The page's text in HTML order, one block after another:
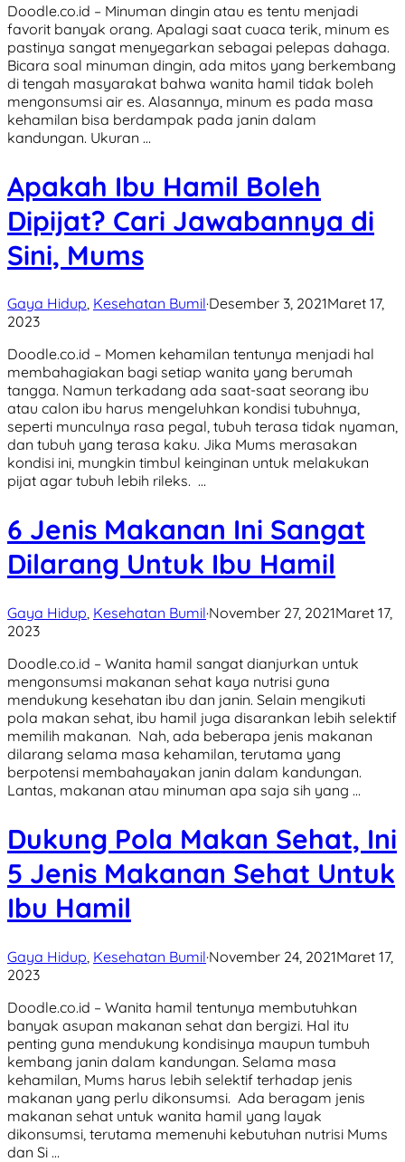
Doodle.co.id – Minuman dingin atau es tentu menjadi
favorit banyak orang. Apalagi saat cuaca terik, minum es
pastinya sangat menyegarkan sebagai pelepas dahaga.
Bicara soal minuman dingin, ada mitos yang berkembang
di tengah masyarakat bahwa wanita hamil tidak boleh
mengonsumsi air es. Alasannya, minum es pada masa
kehamilan bisa berdampak pada janin dalam
kandungan. Ukuran …
Apakah Ibu Hamil Boleh
Dipijat? Cari Jawabannya di
Sini, Mums
Gaya Hidup, Kesehatan Bumil·Desember 3, 2021Maret 17,
2023
Doodle.co.id – Momen kehamilan tentunya menjadi hal
membahagiakan bagi setiap wanita yang berumah
tangga. Namun terkadang ada saat-saat seorang ibu
atau calon ibu harus mengeluhkan kondisi tubuhnya,
seperti munculnya rasa pegal, tubuh terasa tidak nyaman,
dan tubuh yang terasa kaku. Jika Mums merasakan
kondisi ini, mungkin timbul keinginan untuk melakukan
pijat agar tubuh lebih rileks. …
6 Jenis Makanan Ini Sangat
Dilarang Untuk Ibu Hamil
Gaya Hidup, Kesehatan Bumil·November 27, 2021Maret 17,
2023
Doodle.co.id – Wanita hamil sangat dianjurkan untuk
mengonsumsi makanan sehat kaya nutrisi guna
mendukung kesehatan ibu dan janin. Selain mengikuti
pola makan sehat, ibu hamil juga disarankan lebih selektif
memilih makanan. Nah, ada beberapa jenis makanan
dilarang selama masa kehamilan, terutama yang
berpotensi membahayakan janin dalam kandungan.
Lantas, makanan atau minuman apa saja sih yang …
Dukung Pola Makan Sehat, Ini
5 Jenis Makanan Sehat Untuk
Ibu Hamil
Gaya Hidup Kesehatan Bumil·November 24, 2021Maret 17,
2023
Doodle.co.id – Wanita hamil tentunya membutuhkan
banyak asupan makanan sehat dan bergizi. Hal itu
penting guna mendukung kondisinya maupun tumbuh
kembang janin dalam kandungan. Selama masa
kehamilan, Mums harus lebih selektif terhadap jenis
makanan yang perlu dikonsumsi. Ada beragam jenis
makanan sehat untuk wanita hamil yang layak
dikonsumsi, terutama memenuhi kebutuhan nutrisi Mums
dan Si …